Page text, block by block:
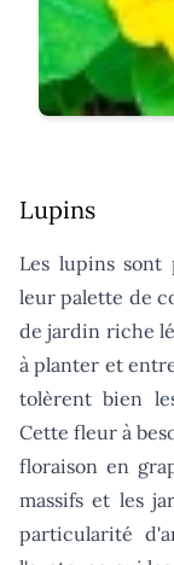
Lupins
Les lupins sont
leur palette de
de jardin riche
à planter et
tolèrent bien
Cette fleur à
floraison en
massifs et les
particularité